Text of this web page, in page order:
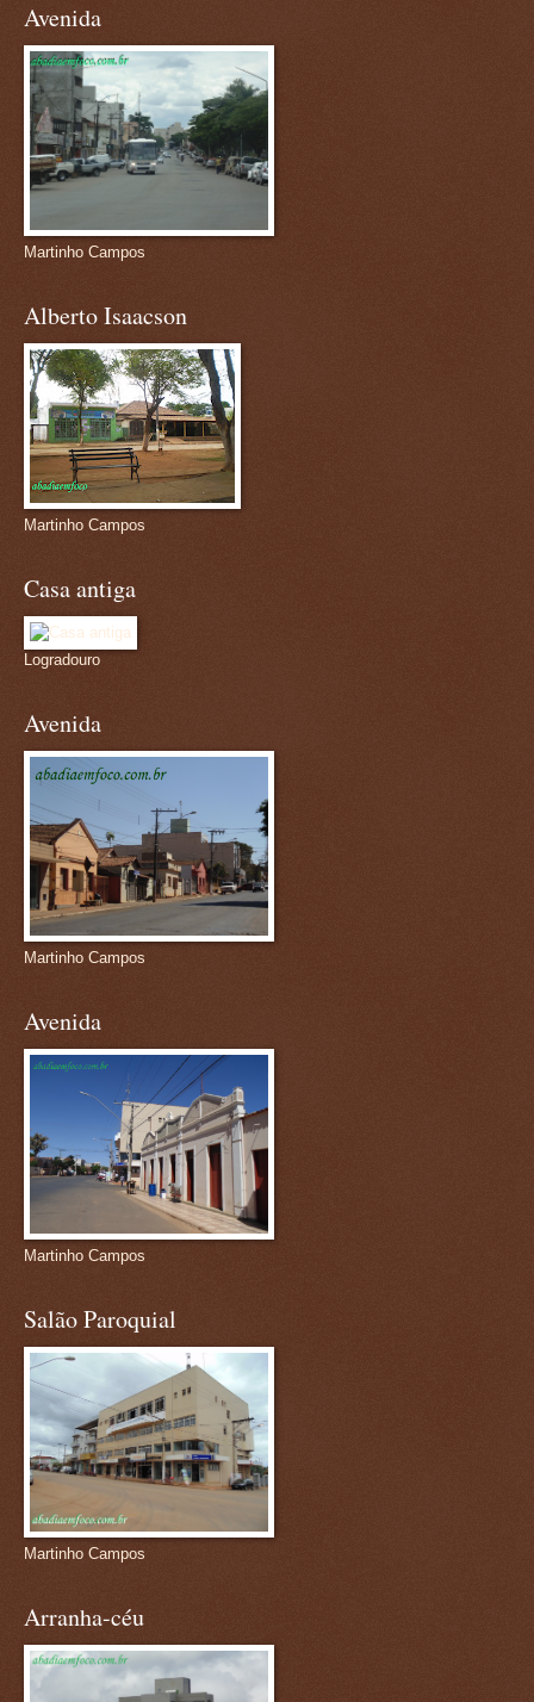
Avenida
Martinho Campos
Alberto Isaacson
Martinho Campos
Casa antiga
Logradouro
Avenida
Martinho Campos
Avenida
Martinho Campos
Salão Paroquial
Martinho Campos
Arranha-céu